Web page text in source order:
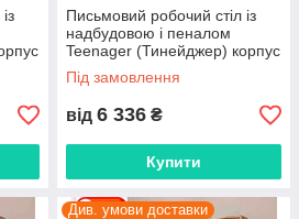
Письмовий робочий стіл із
надбудовою і пеналом
Teenager (Тинейджер) корпус
Тахо/фасади колір Лаванда
(бузок)
Під замовлення
від 6 336 ₴
Купити
Див. умови доставки